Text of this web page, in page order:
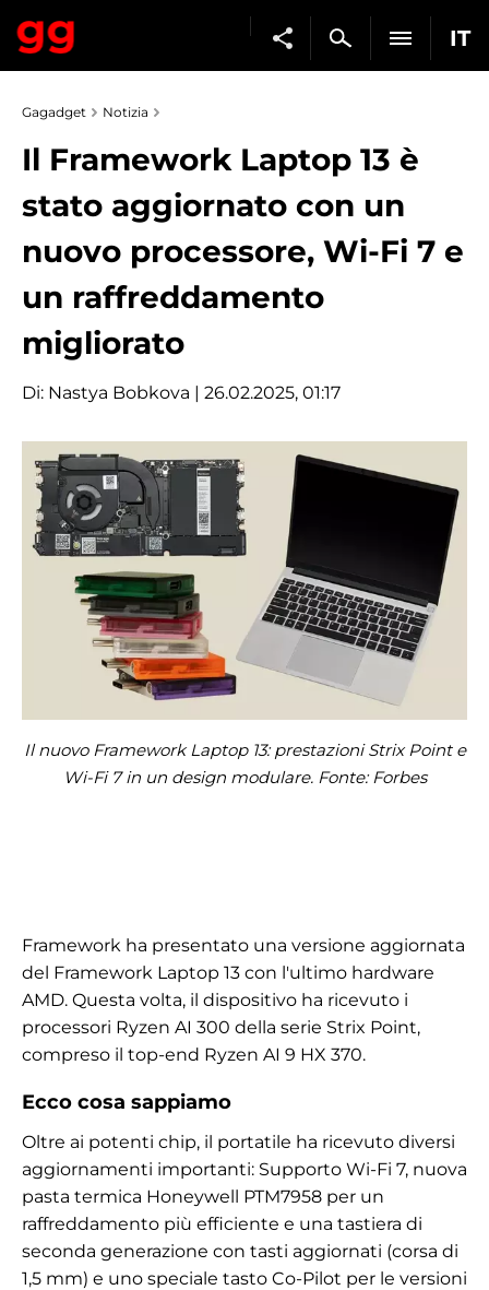
IT
Gagadget Notizia
Il Framework Laptop 13 è
stato aggiornato con un
nuovo processore, Wi-Fi 7 e
un raffreddamento
migliorato
Di: Nastya Bobkova | 26.02.2025, 01:17
Il nuovo Framework Laptop 13: prestazioni Strix Point e
Wi-Fi 7 in un design modulare. Fonte: Forbes
Framework ha presentato una versione aggiornata
del Framework Laptop 13 con l'ultimo hardware
AMD. Questa volta, il dispositivo ha ricevuto i
processori Ryzen AI 300 della serie Strix Point,
compreso il top-end Ryzen AI 9 HX 370.
Ecco cosa sappiamo
Oltre ai potenti chip, il portatile ha ricevuto diversi
aggiornamenti importanti: Supporto Wi-Fi 7, nuova
pasta termica Honeywell PTM7958 per un
raffreddamento più efficiente e una tastiera di
seconda generazione con tasti aggiornati (corsa di
1,5 mm) e uno speciale tasto Co-Pilot per le versioni